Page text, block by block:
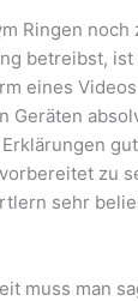
Ringen
betreibst,
eines
Geräten
zu
sehr
muss man